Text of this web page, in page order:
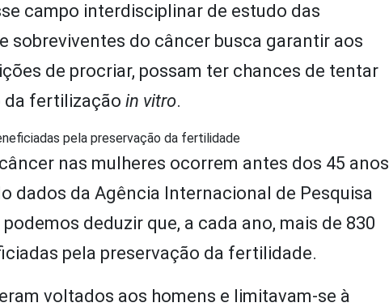
campo interdisciplinar de estudo das
sobreviventes do câncer busca garantir aos
de procriar, possam ter chances de tentar
da fertilização in vitro.
pela preservação da fertilidade
nas mulheres ocorrem antes dos 45 anos
dados da Agência Internacional de Pesquisa
deduzir que, a cada ano, mais de 830
pela preservação da fertilidade.
voltados aos homens e limitavam-se à